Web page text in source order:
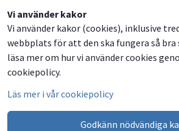
Vi använder kakor
Vi använder kakor (cookies), inklusive
webbplats för att den ska fungera så
läsa mer om hur vi använder cookies
cookiepolicy.
Läs mer i vår cookiepolicy
Godkänn nödvändiga
Dela
på
Facebook
Dela
på
Twitter
Dela
på
LinkedIn
Dela
via
email